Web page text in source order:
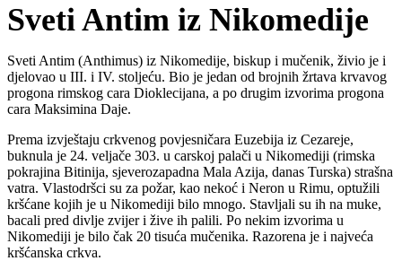
Sveti Antim iz Nikomedije
Sveti Antim (Anthimus) iz Nikomedije, biskup i mučenik, živio je i
djelovao u III. i IV. stoljeću. Bio je jedan od brojnih žrtava krvavog
progona rimskog cara Dioklecijana, a po drugim izvorima progona
cara Maksimina Daje.
Prema izvještaju crkvenog povjesničara Euzebija iz Cezareje,
buknula je 24. veljače 303. u carskoj palači u Nikomediji (rimska
pokrajina Bitinija, sjeverozapadna Mala Azija, danas Turska) strašna
vatra. Vlastodršci su za požar, kao nekoć i Neron u Rimu, optužili
kršćane kojih je u Nikomediji bilo mnogo. Stavljali su ih na muke,
bacali pred divlje zvijer i žive ih palili. Po nekim izvorima u
Nikomediji je bilo čak 20 tisuća mučenika. Razorena je i najveća
kršćanska crkva.